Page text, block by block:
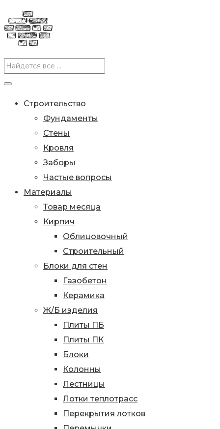
Строительство
Фундаменты
Стены
Кровля
Заборы
Частые вопросы
Материалы
Товар месяца
Кирпич
Облицовочный
Строительный
Блоки для стен
Газобетон
Керамика
Ж/Б изделия
Плиты ПБ
Плиты ПК
Блоки
Колонны
Лестницы
Лотки теплотрасс
Перекрытия лотков